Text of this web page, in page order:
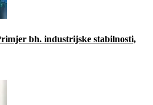
bh. industrijske stabilnosti,